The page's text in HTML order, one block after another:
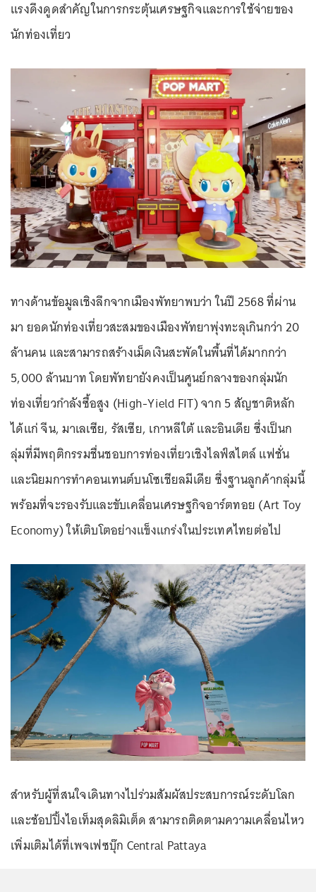
แรงดึงดูดสำคัญในการกระตุ้นเศรษฐกิจและการใช้จ่ายของ
นักท่องเที่ยว
ทางด้านข้อมูลเชิงลึกจากเมืองพัทยาพบว่า ในปี 2568 ที่ผ่าน
มา ยอดนักท่องเที่ยวสะสมของเมืองพัทยาพุ่งทะลุเกินกว่า 20
ล้านคน และสามารถสร้างเม็ดเงินสะพัดในพื้นที่ได้มากกว่า
5,000 ล้านบาท โดยพัทยายังคงเป็นศูนย์กลางของกลุ่มนัก
ท่องเที่ยวกำลังซื้อสูง (High-Yield FIT) จาก 5 สัญชาติหลัก
ได้แก่ จีน, มาเลเซีย, รัสเซีย, เกาหลีใต้ และอินเดีย ซึ่งเป็นก
ลุ่มที่มีพฤติกรรมชื่นชอบการท่องเที่ยวเชิงไลฟ์สไตล์ แฟชั่น
และนิยมการทำคอนเทนต์บนโซเชียลมีเดีย ซึ่งฐานลูกค้ากลุ่มนี้
พร้อมที่จะรองรับและขับเคลื่อนเศรษฐกิจอาร์ตทอย (Art Toy
Economy) ให้เติบโตอย่างแข็งแกร่งในประเทศไทยต่อไป
สำหรับผู้ที่สนใจเดินทางไปร่วมสัมผัสประสบการณ์ระดับโลก
และช้อปปิ้งไอเท็มสุดลิมิเต็ด สามารถติดตามความเคลื่อนไหว
เพิ่มเติมได้ที่เพจเฟซบุ๊ก Central Pattaya